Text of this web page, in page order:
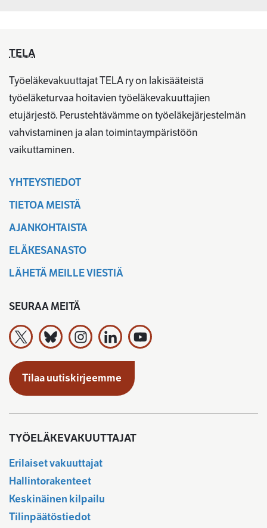
TELA
Työeläkevakuuttajat TELA ry on lakisääteistä
työeläketurvaa hoitavien työeläkevakuuttajien
etujärjestö. Perustehtävämme on työeläkejärjestelmän
vahvistaminen ja alan toimintaympäristöön
vaikuttaminen.
YHTEYSTIEDOT
TIETOA MEISTÄ
AJANKOHTAISTA
ELÄKESANASTO
LÄHETÄ MEILLE VIESTIÄ
SEURAA MEITÄ
Työeläkevakuuttajat TELA ry X:ssä
Työeläkevakuuttajat TELA ry Bluesky:ssa
Työeläkevakuuttajat TELA ry
Työeläkevakuuttajat TELA ry
Työeläkevakuuttajat TELA ry
Tilaa uutiskirjeemme
TYÖELÄKEVAKUUTTAJAT
Erilaiset vakuuttajat
Hallintorakenteet
Keskinäinen kilpailu
Tilinpäätöstiedot